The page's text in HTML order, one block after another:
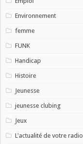
Environnement
femme
FUNK
Handicap
Histoire
Jeunesse
jeunesse clubing
Jeux
L'actualité de votre radio